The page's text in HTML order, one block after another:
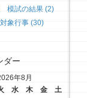
模試の結果 (2)
象行事 (30)
ダー
年8月
水 木 金 土